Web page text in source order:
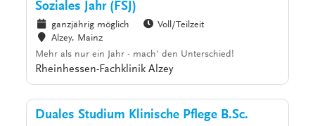
Soziales Jahr (FSJ)
ganzjährig möglich
Voll/Teilzeit
Alzey, Mainz
Mehr als nur ein Jahr - mach' den Unterschied!
Rheinhessen-Fachklinik Alzey
Duales Studium Klinische Pflege B.Sc.